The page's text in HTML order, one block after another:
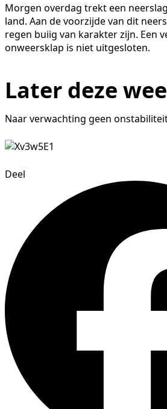
Morgen overdag trekt een
land. Aan de voorzijde van dit
regen buiig van karakter zijn. Een
onweersklap is niet uitgesloten.
Later deze
Naar verwachting geen
Deel